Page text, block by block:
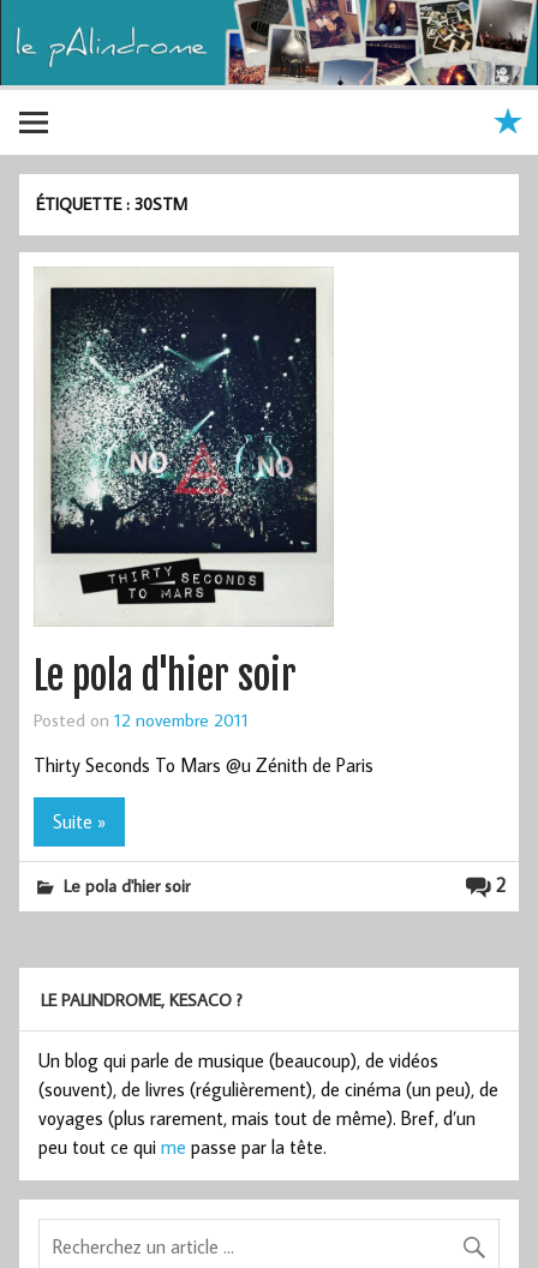
ÉTIQUETTE :30STM
Le pola d'hier soir
Posted on 12 novembre 2011
Thirty Seconds To Mars @u Zénith de Paris
Suite »
2
Le pola d'hier soir
LE PALINDROME, KESACO ?
Un blog qui parle de musique (beaucoup), de vidéos
(souvent), de livres (régulièrement), de cinéma (un peu), de
voyages (plus rarement, mais tout de même). Bref, d’un
peu tout ce qui me passe par la tête.